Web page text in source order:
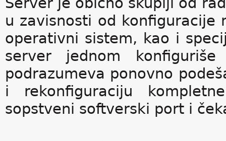
u zavisnosti od konfiguracije
operativni sistem, kao i
server jednom
podrazumeva ponovno
i rekonfiguraciju
sopstveni softverski port i